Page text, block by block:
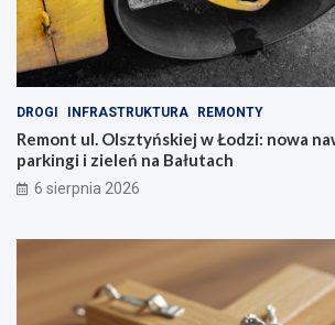
DROGI INFRASTRUKTURA REMONTY
Remont ul. Olsztyńskiej w Łodzi: nowa
parkingi i zieleń na Bałutach
6 sierpnia 2026